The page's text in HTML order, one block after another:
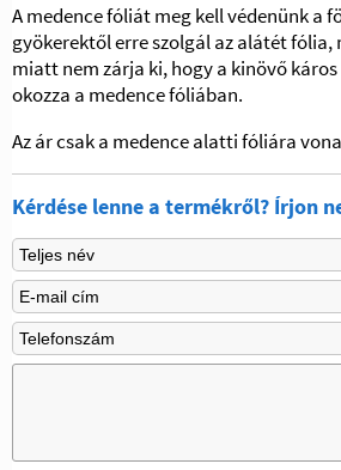
A medence fóliát meg kell védenünk a
gyökerektől erre szolgál az alátét fólia,
miatt nem zárja ki, hogy a kinövő
okozza a medence fóliában.
Az ár csak a medence alatti fóliára
Kérdése lenne a termékről? Írjon